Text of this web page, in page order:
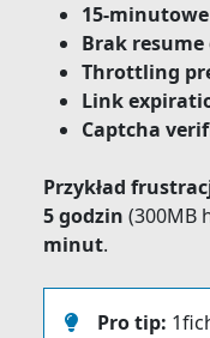
15-
Brak
Throttling
Link
Captcha
Przykład
5 godzin (300MB
minut.
Pro tip: